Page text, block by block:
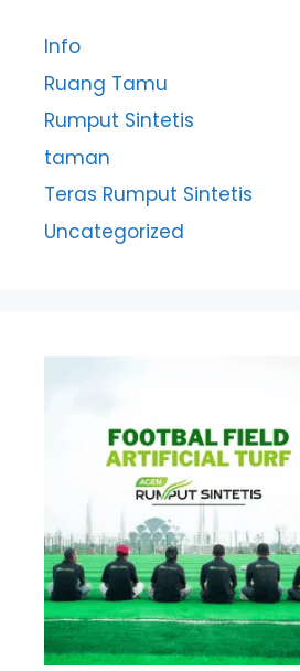
Info
Ruang Tamu
Rumput Sintetis
taman
Teras Rumput Sintetis
Uncategorized